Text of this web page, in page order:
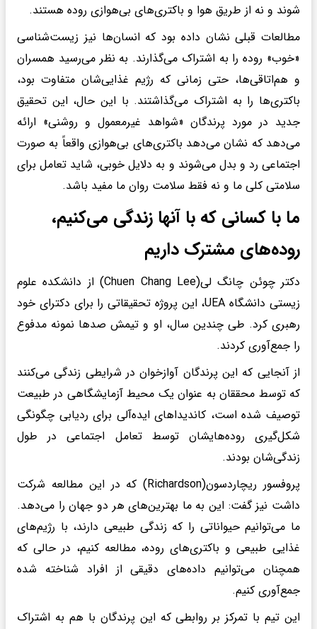
شوند و نه از طریق هوا و باکتری‌های بی‌هوازی روده هستند.
مطالعات قبلی نشان داده بود که انسان‌ها نیز زیست‌شناسی
«خوب» روده را به اشتراک می‌گذارند. به نظر می‌رسید همسران
و هم‌اتاقی‌ها، حتی زمانی که رژیم غذایی‌شان متفاوت بود،
باکتری‌ها را به اشتراک می‌گذاشتند. با این حال، این تحقیق
جدید در مورد پرندگان «شواهد غیرمعمول و روشنی» ارائه
می‌دهد که نشان می‌دهد باکتری‌های بی‌هوازی واقعاً به صورت
اجتماعی رد و بدل می‌شوند و به دلایل خوبی، شاید تعامل برای
سلامتی کلی ما و نه فقط سلامت روان ما مفید باشد.
ما با کسانی که با آنها زندگی می‌کنیم،
روده‌های مشترک داریم
دکتر چوئن چانگ لی(Chuen Chang Lee) از دانشکده علوم
زیستی دانشگاه UEA، این پروژه تحقیقاتی را برای دکترای خود
رهبری کرد. طی چندین سال، او و تیمش صدها نمونه مدفوع
را جمع‌آوری کردند.
از آنجایی که این پرندگان آوازخوان در شرایطی زندگی می‌کنند
که توسط محققان به عنوان یک محیط آزمایشگاهی در طبیعت
توصیف شده است، کاندیداهای ایده‌آلی برای ردیابی چگونگی
شکل‌گیری روده‌هایشان توسط تعامل اجتماعی در طول
زندگی‌شان بودند.
پروفسور ریچاردسون(Richardson) که در این مطالعه شرکت
داشت نیز گفت: این به ما بهترین‌های هر دو جهان را می‌دهد.
ما می‌توانیم حیواناتی را که زندگی طبیعی دارند، با رژیم‌های
غذایی طبیعی و باکتری‌های روده، مطالعه کنیم، در حالی که
همچنان می‌توانیم داده‌های دقیقی از افراد شناخته شده
جمع‌آوری کنیم.
این تیم با تمرکز بر روابطی که این پرندگان با هم به اشتراک